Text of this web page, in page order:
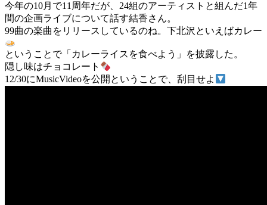
今年の10月で11周年だが、24組のアーティストと組んだ1年
間の企画ライブについて話す結香さん。
99曲の楽曲をリリースしているのね。下北沢といえばカレー
ということで「カレーライスを食べよう」を披露した。
隠し味はチョコレート
12/30にMusicVideoを公開ということで、刮目せよ